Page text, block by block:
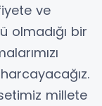
ve
olmadığı bir
millete